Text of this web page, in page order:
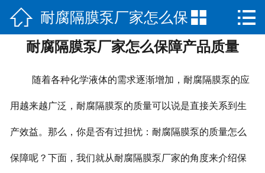
 网站首页
公司简介
产品展示
新闻中心
荣誉资质
公司场景
 耐腐隔膜泵厂家怎么保
障产品质量
 
耐腐隔膜泵厂家怎么保障产品质量
随着各种化学液体的需求逐渐增加，耐腐隔膜泵的应
用越来越广泛，耐腐隔膜泵的质量可以说是直接关系到生
产效益。那么，你是否有过担忧：耐腐隔膜泵的质量怎么
保障呢？下面，我们就从耐腐隔膜泵厂家的角度来介绍保